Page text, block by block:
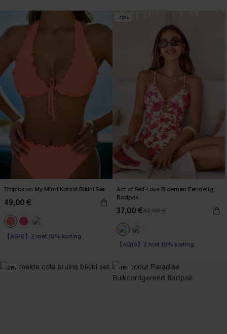
Tropics on My Mind Koraal Bikini Set
49,00 €
【AG18】2 met 10% korting
High Waist
-12%
Act of Self-Love Bloemen Eendelig
Badpak
37,00 €42,00 €
【AG18】2 met 10% korting
Op voorraad
-21% -11%